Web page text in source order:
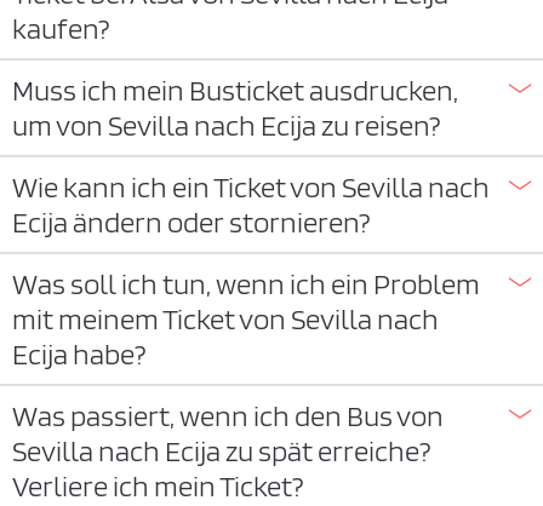
kaufen?
Muss ich mein Busticket ausdrucken,
um von Sevilla nach Ecija zu reisen?
Wie kann ich ein Ticket von Sevilla nach
Ecija ändern oder stornieren?
Was soll ich tun, wenn ich ein Problem
mit meinem Ticket von Sevilla nach
Ecija habe?
Was passiert, wenn ich den Bus von
Sevilla nach Ecija zu spät erreiche?
Verliere ich mein Ticket?